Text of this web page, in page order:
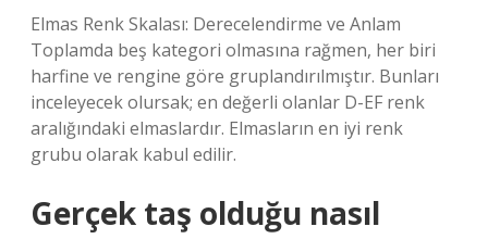
Elmas Renk Skalası: Derecelendirme ve Anlam
Toplamda beş kategori olmasına rağmen, her biri
harfine ve rengine göre gruplandırılmıştır. Bunları
inceleyecek olursak; en değerli olanlar D-EF renk
aralığındaki elmaslardır. Elmasların en iyi renk
grubu olarak kabul edilir.
Gerçek taş olduğu nasıl